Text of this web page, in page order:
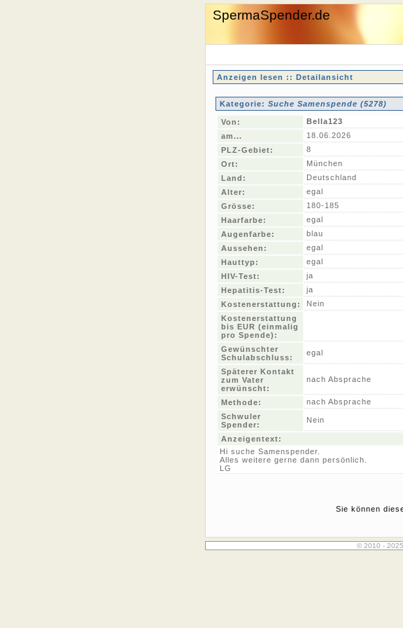
SpermaSpender.de
Anzeigen lesen :: Detailansicht
Kategorie: Suche Samenspende (5278)
Von:
Bella123
am...
18.06.2026
PLZ-Gebiet:
8
Ort:
München
Land:
Deutschland
Alter:
egal
Grösse:
180-185
Haarfarbe:
egal
Augenfarbe:
blau
Aussehen:
egal
Hauttyp:
egal
HIV-Test:
ja
Hepatitis-Test:
ja
Kostenerstattung:
Nein
Kostenerstattung
bis EUR (einmalig
pro Spende):
Gewünschter
Schulabschluss:
egal
Späterer Kontakt
zum Vater
erwünscht:
nach Absprache
Methode:
nach Absprache
Schwuler
Spender:
Nein
Anzeigentext:
Hi suche Samenspender.
Alles weitere gerne dann persönlich.
LG
Sie können
© 2010 -